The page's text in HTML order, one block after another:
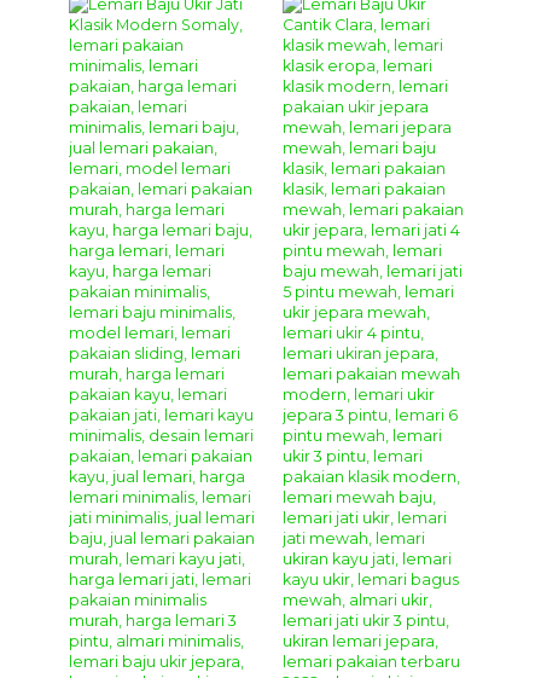
Lemari Pakaian Ukir La Rochele
Lemari Pakaian Ukir Terbaru –
merupakan sebuah
desain lemari pakaian model klasik french furniture dengan
hiasan ukir yang cantik dan elegan. Lemari Pakaian Ukir La
Rocheleini mempunyai model desain furniture klasik
modern yang sangat cantik untuk melengkapi kamar tidur
anda. Dengan bahan kayu mahoni berkualitas akan
menjamin ketahanan dari pemakaian set kursi meja makan
Lemari Pakaian Ukir La Rochele sangat cocok untuk
mengisi ruang tidur anda yang bergaya klasik dan modern.
Sangat cocok untuk mempercantik ruangan rumah anda
yang bergaya klasik modern. Lengkapi ruangan rumah anda
agar semakin menarik dan nyaman dengan berbagai
model produkfurniturebuatan kami.
Anda bisa berbelanja online produkfurniture jepara
tempat kami karena kami menyediakan berbagai jenis
mebel disini dengan harga terjangkau dibandingkan
dengan toko online mebel lain di Jepara dengan kualitas
yang bagus dan terjamin. Anda juga dapat memesan
furniture custom yang sesuai dengan kebutuhan rumah dan
selera anda di tempat kami. Segera hubungiKontak